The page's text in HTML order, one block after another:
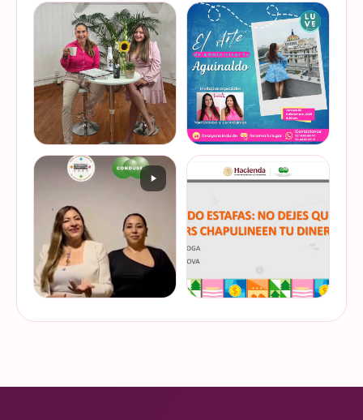
@lucyquiroga tuvo la
oportunidad de conversar
con la gran Ilana Sod, en el
#podcast Consejo Capital
de @scotiabankmx Gracias
por la invitac…
VER EN
INSTAGRAM
Prometemos que no
desaparecimos… solo
estamos reorganizando
todo (y esperando a que el
diseñador vuelva del retiro
😅). No estamos publicand…
VER EN
INSTAGRAM
De cuando te toca ser la
entrevistada. Un placer
platicar con Esther Luiselli
de tus finanzas en la serie
de "Mu…
VER EN
INSTAGRAM
mejor forma de gestionar
ese dinero extra de fin de
ahorro o aguinaldo, es un
dinero…
VER EN
INSTAGRAM
de la Semana Nacional de
que los hackers